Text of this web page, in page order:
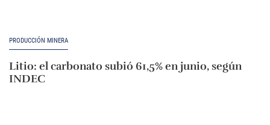
PRODUCCIÓN MINERA
Litio: el carbonato subió 61,5% en junio, según
INDEC